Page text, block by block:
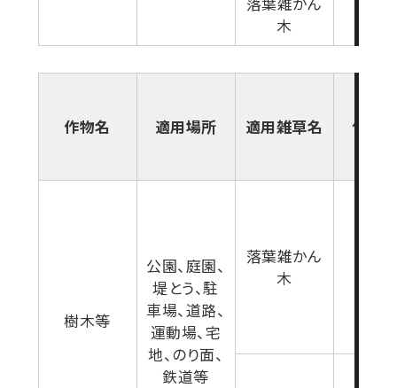
木
作物名 適用場所 適用雑草名 使用
樹木等
公園、庭園、
堤とう、駐
車場、道路、
運動場、宅
地、のり面、
鉄道等
落葉雑かん
木